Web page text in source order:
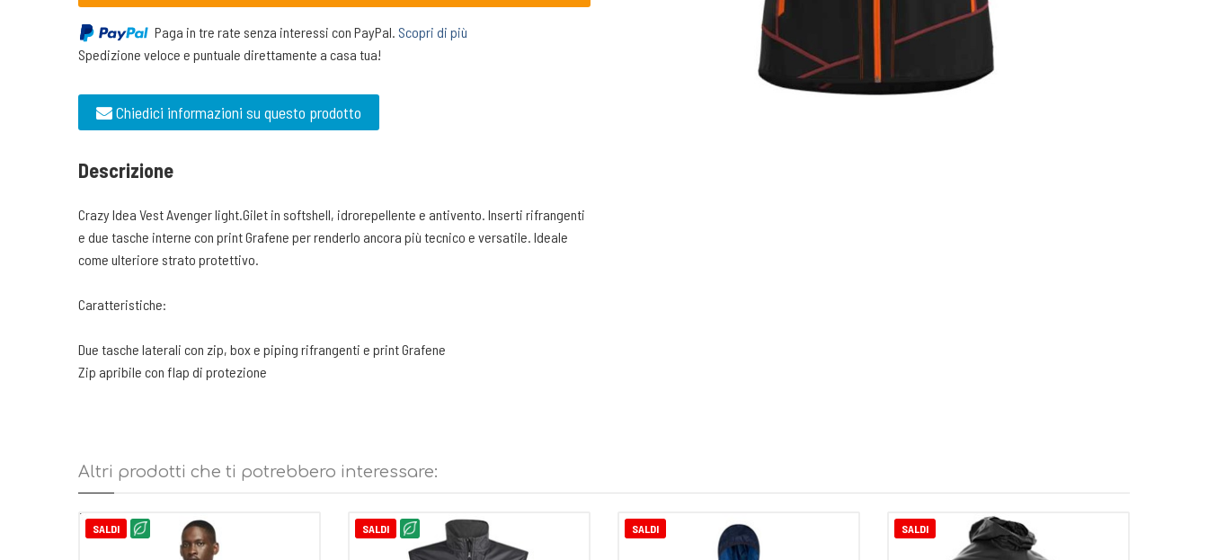
Paga in tre rate senza interessi con PayPal. Scopri di più
Spedizione veloce e puntuale direttamente a casa tua!
Chiedici informazioni su questo prodotto
Descrizione
Crazy Idea Vest Avenger light.Gilet in softshell, idrorepellente e antivento. Inserti rifrangenti
e due tasche interne con print Grafene per renderlo ancora più tecnico e versatile. Ideale
come ulteriore strato protettivo.
Caratteristiche:
Due tasche laterali con zip, box e piping rifrangenti e print Grafene
Zip apribile con flap di protezione
Altri prodotti che ti potrebbero interessare:
SALDI SALDI SALDI SALDI